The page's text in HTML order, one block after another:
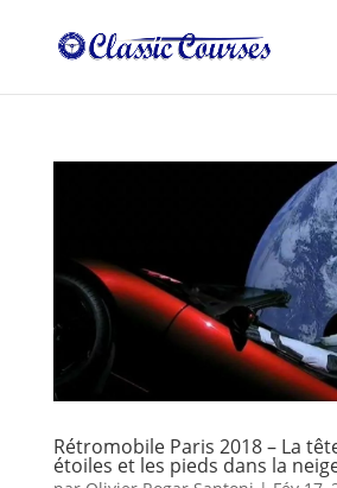
Rétromobile Paris 2018 – La
étoiles et les pieds dans la